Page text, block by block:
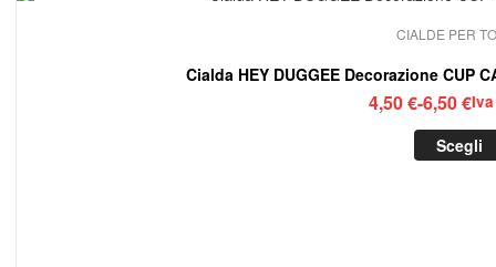
CIALDE PER
Cialda HEY DUGGEE Decorazione CUP
4,50€-6,50€
di
Scegli